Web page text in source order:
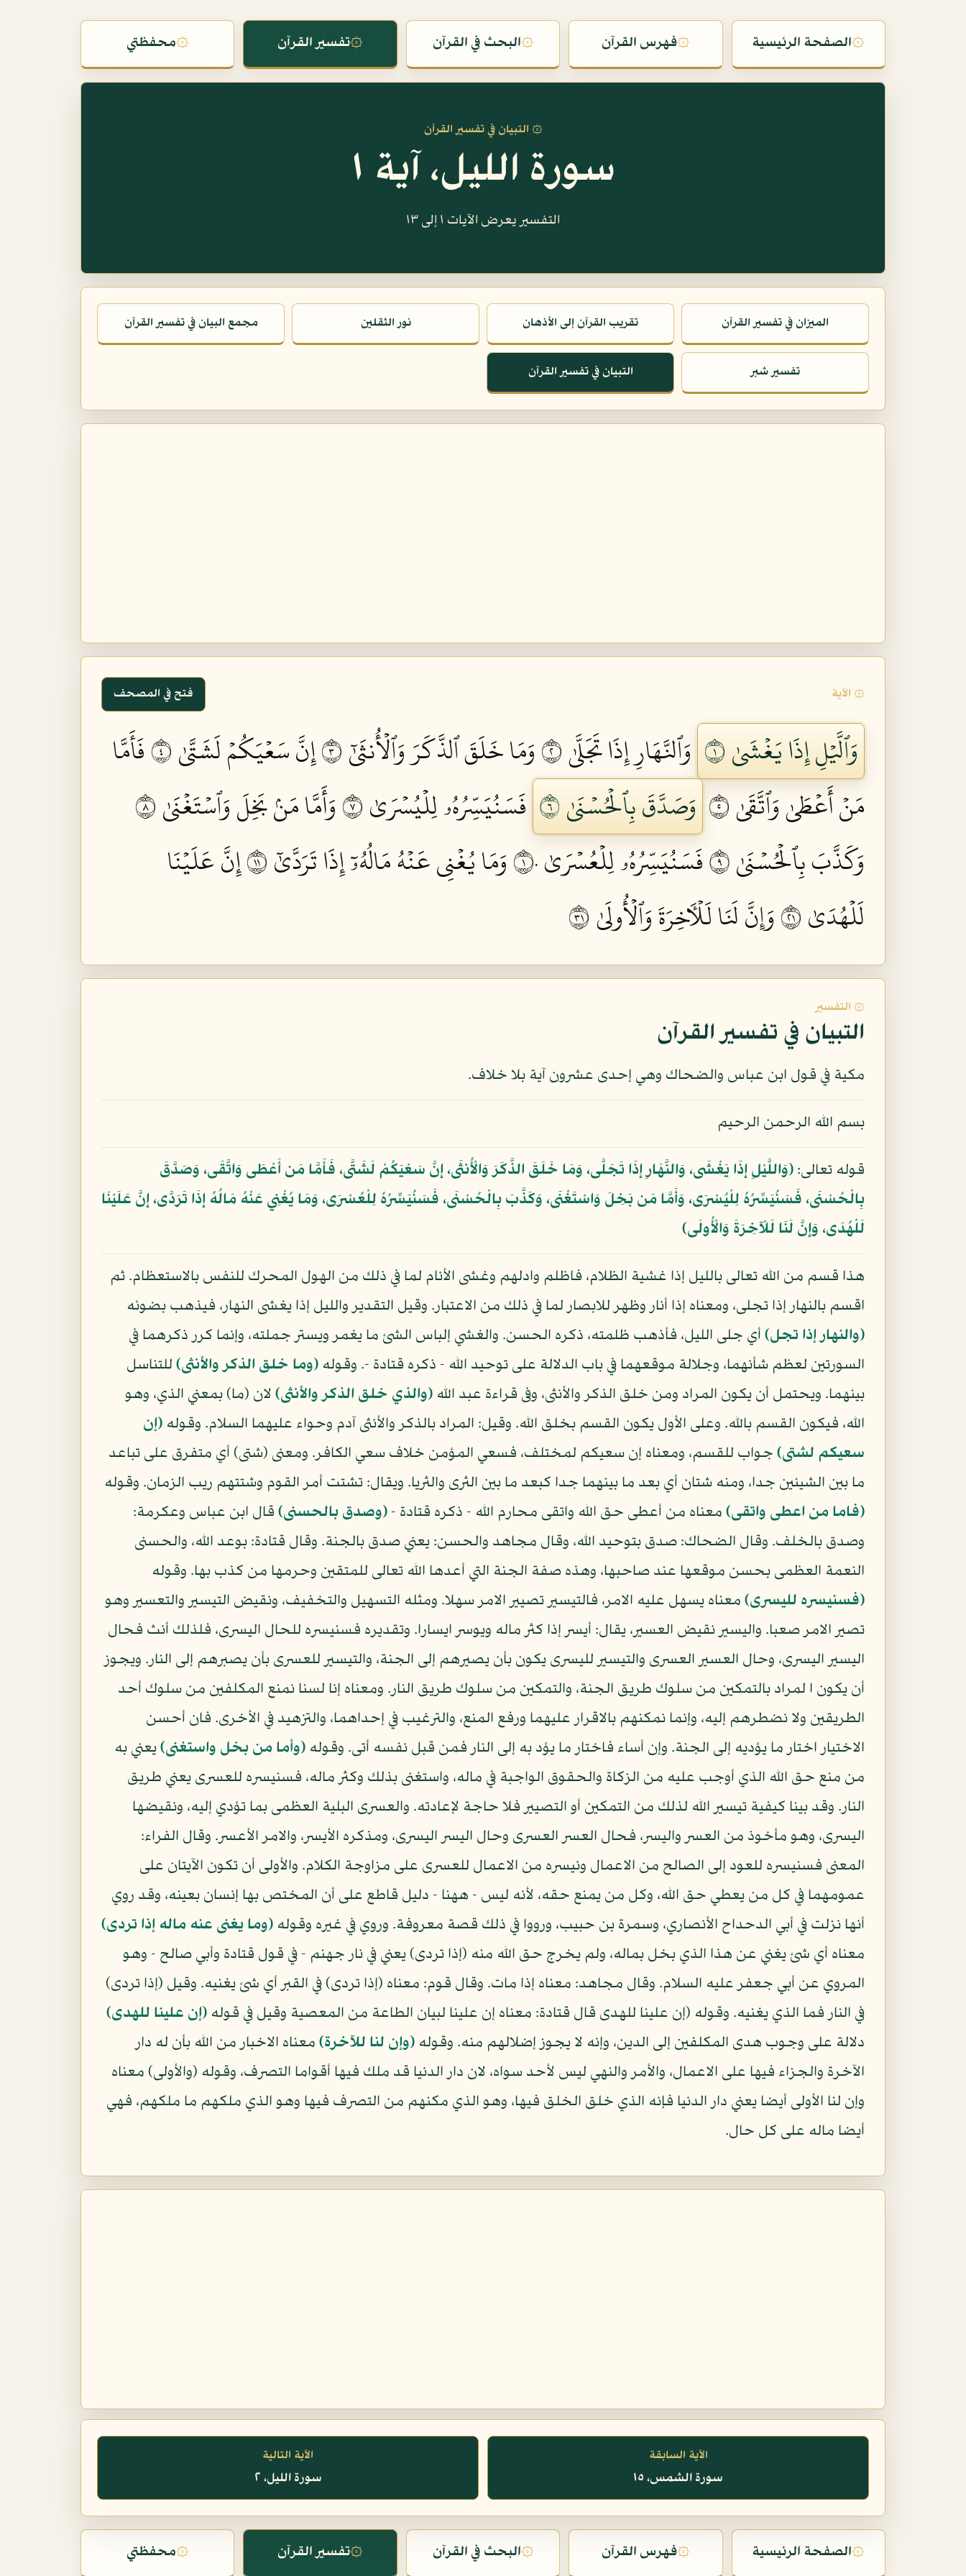
۞الصفحة الرئيسية ۞فهرس القرآن ۞البحث في القرآن ۞تفسير القرآن ۞محفظتي
۞ التبيان في تفسير القرآن
سورة الليل، آية ١
التفسير يعرض الآيات ١ إلى ١٣
الميزان في تفسير القرآن تقريب القرآن إلى الأذهان نور الثقلين مجمع البيان في تفسير القرآن
تفسير شبر التبيان في تفسير القرآن
۞ الآية فتح في المصحف
وَٱلَّيۡلِ إِذَا يَغۡشَىٰ ١ وَٱلنَّهَارِ إِذَا تَجَلَّىٰ ٢ وَمَا خَلَقَ ٱلذَّكَرَ وَٱلۡأُنثَىٰٓ ٣ إِنَّ سَعۡيَكُمۡ لَشَتَّىٰ ٤
فَأَمَّا
مَنۡ أَعۡطَىٰ وَٱتَّقَىٰ ٥
وَصَدَّقَ بِٱلۡحُسۡنَىٰ ٦ فَسَنُيَسِّرُهُۥ لِلۡيُسۡرَىٰ ٧
وَأَمَّا مَنۢ بَخِلَ وَٱسۡتَغۡنَىٰ ٨
وَكَذَّبَ بِٱلۡحُسۡنَىٰ ٩
فَسَنُيَسِّرُهُۥ لِلۡعُسۡرَىٰ ١٠ وَمَا يُغۡنِي عَنۡهُ مَالُهُۥٓ إِذَا تَرَدَّىٰٓ ١١
إِنَّ عَلَيۡنَا
لَلۡهُدَىٰ ١٢
وَإِنَّ لَنَا لَلۡأٓخِرَةَ وَٱلۡأُولَىٰ ١٣
۞ التفسير
التبيان في تفسير القرآن
مكية في قول ابن عباس والضحاك وهي إحدى عشرون آية بلا خلاف.
بسم الله الرحمن الرحيم
قوله تعالى: ﴿وَاللَّيْلِ إِذَا يَغْشَى، وَالنَّهَارِ إِذَا تَجَلَّى، وَمَا خَلَقَ الذَّكَرَ وَالْأُنثَى، إِنَّ سَعْيَكُمْ لَشَتَّى، فَأَمَّا مَن أَعْطَى وَاتَّقَى، وَصَدَّقَ
بِالْحُسْنَى، فَسَنُيَسِّرُهُ لِلْيُسْرَى، وَأَمَّا مَن بَخِلَ وَاسْتَغْنَى، وَكَذَّبَ بِالْحُسْنَى، فَسَنُيَسِّرُهُ لِلْعُسْرَى، وَمَا يُغْنِي عَنْهُ مَالُهُ إِذَا تَرَدَّى، إِنَّ عَلَيْنَا
لَلْهُدَى، وَإِنَّ لَنَا لَلْآخِرَةَ وَالْأُولَى﴾
هذا قسم من الله تعالى بالليل إذا غشية الظلام، فاظلم وادلهم وغشى الأنام لما في ذلك من الهول المحرك للنفس بالاستعظام. ثم
اقسم بالنهار إذا تجلى، ومعناه إذا أنار وظهر للابصار لما في ذلك من الاعتبار. وقيل التقدير والليل إذا يغشى النهار، فيذهب بضوئه
(والنهار إذا تجل) أي جلى الليل، فأذهب ظلمته، ذكره الحسن. والغشي إلباس الشئ ما يغمر ويستر جملته، وإنما كرر ذكرهما في
السورتين لعظم شأنهما، وجلالة موقعهما في باب الدلالة على توحيد الله - ذكره قتادة -. وقوله (وما خلق الذكر والأنثى) للتناسل
بينهما. ويحتمل أن يكون المراد ومن خلق الذكر والأنثى، وفى قراءة عبد الله (والذي خلق الذكر والأنثى) لان (ما) بمعني الذي، وهو
الله، فيكون القسم بالله. وعلى الأول يكون القسم بخلق الله. وقيل: المراد بالذكر والأنثى آدم وحواء عليهما السلام. وقوله (إن
سعيكم لشتى) جواب للقسم، ومعناه إن سعيكم لمختلف، فسعي المؤمن خلاف سعي الكافر. ومعنى (شتى) أي متفرق على تباعد
ما بين الشيئين جدا، ومنه شتان أي بعد ما بينهما جدا كبعد ما بين الثرى والثريا. ويقال: تشتت أمر القوم وشتتهم ريب الزمان. وقوله
(فاما من اعطى واتقى) معناه من أعطى حق الله واتقى محارم الله - ذكره قتادة - (وصدق بالحسنى) قال ابن عباس وعكرمة:
وصدق بالخلف. وقال الضحاك: صدق بتوحيد الله، وقال مجاهد والحسن: يعني صدق بالجنة. وقال قتادة: بوعد الله، والحسنى
النعمة العظمى بحسن موقعها عند صاحبها، وهذه صفة الجنة التي أعدها الله تعالى للمتقين وحرمها من كذب بها. وقوله
(فسنيسره لليسرى) معناه يسهل عليه الامر، فالتيسير تصيير الامر سهلا. ومثله التسهيل والتخفيف، ونقيض التيسير والتعسير وهو
تصير الامر صعبا. واليسير نقيض العسير، يقال: أيسر إذا كثر ماله ويوسر ايسارا. وتقديره فسنيسره للحال اليسرى، فلذلك أنث فحال
اليسير اليسرى، وحال العسير العسرى والتيسير لليسرى يكون بأن يصيرهم إلى الجنة، والتيسير للعسرى بأن يصبرهم إلى النار. ويجوز
أن يكون ا لمراد بالتمكين من سلوك طريق الجنة، والتمكين من سلوك طريق النار. ومعناه إنا لسنا نمنع المكلفين من سلوك أحد
الطريقين ولا نضطرهم إليه، وإنما نمكنهم بالاقرار عليهما ورفع المنع، والترغيب في إحداهما، والتزهيد في الأخرى. فان أحسن
الاختيار اختار ما يؤديه إلى الجنة. وإن أساء فاختار ما يؤد به إلى النار فمن قبل نفسه أتى. وقوله (وأما من بخل واستغنى)يعني به
من منع حق الله الذي أوجب عليه من الزكاة والحقوق الواجبة في ماله، واستغنى بذلك وكثر ماله، فسنيسره للعسرى يعني طريق
النار. وقد بينا كيفية تيسير الله لذلك من التمكين أو التصيير فلا حاجة لإعادته. والعسرى البلية العظمى بما تؤدي إليه، ونقيضها
اليسرى، وهو مأخوذ من العسر واليسر، فحال العسر العسرى وحال اليسر اليسرى، ومذكره الأيسر، والامر الأعسر. وقال الفراء:
المعنى فسنيسره للعود إلى الصالح من الاعمال ونيسره من الاعمال للعسرى على مزاوجة الكلام. والأولى أن تكون الآيتان على
عمومهما في كل من يعطي حق الله، وكل من يمنع حقه، لأنه ليس - ههنا - دليل قاطع على أن المختص بها إنسان بعينه، وقد روي
أنها نزلت في أبي الدحداح الأنصاري، وسمرة بن حبيب، ورووا في ذلك قصة معروفة. وروي في غيره وقوله (وما يغنى عنه ماله إذا تردى)
معناه أي شئ يغني عن هذا الذي بخل بماله، ولم يخرج حق الله منه (إذا تردى) يعني في نار جهنم - في قول قتادة وأبي صالح - وهو
المروي عن أبي جعفر عليه السلام. وقال مجاهد: معناه إذا مات. وقال قوم: معناه (إذا تردى) في القبر أي شئ يغنيه. وقيل (إذا تردى)
في النار فما الذي يغنيه. وقوله (إن علينا للهدى قال قتادة: معناه إن علينا لبيان الطاعة من المعصية وقيل في قوله (إن علينا للهدى)
دلالة على وجوب هدى المكلفين إلى الدين، وإنه لا يجوز إضلالهم منه. وقوله (وإن لنا للآخرة) معناه الاخبار من الله بأن له دار
الآخرة والجزاء فيها على الاعمال، والأمر والنهي ليس لأحد سواه، لان دار الدنيا قد ملك فيها أقواما التصرف، وقوله (والأولى) معناه
وإن لنا الأولى أيضا يعني دار الدنيا فإنه الذي خلق الخلق فيها، وهو الذي مكنهم من التصرف فيها وهو الذي ملكهم ما ملكهم، فهي
أيضا ماله على كل حال.
الآية السابقة
سورة الشمس، ١٥
الآية التالية
سورة الليل، ٢
۞الصفحة الرئيسية ۞فهرس القرآن ۞البحث في القرآن ۞تفسير القرآن ۞محفظتي